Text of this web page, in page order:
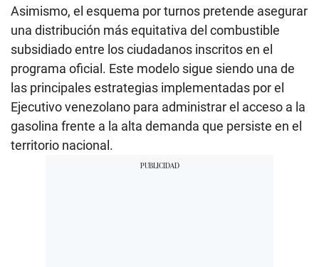
Asimismo, el esquema por turnos pretende asegurar
una distribución más equitativa del combustible
subsidiado entre los ciudadanos inscritos en el
programa oficial. Este modelo sigue siendo una de
las principales estrategias implementadas por el
Ejecutivo venezolano para administrar el acceso a la
gasolina frente a la alta demanda que persiste en el
territorio nacional.